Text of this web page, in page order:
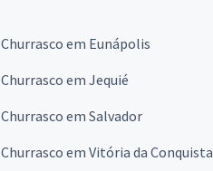
Churrasco em Eunápolis
Churrasco em Jequié
Churrasco em Salvador
Churrasco em Vitória da Conquista